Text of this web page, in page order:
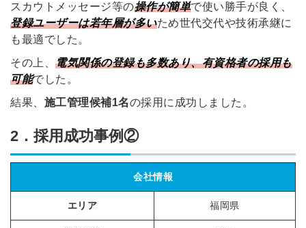
スカウトメッセージ等の操作が簡単で使い勝手が良く、
登録ユーザーは若年層が多いため世代交代や技術承継に
も最適でした。
その上、 電気関係の登録も多数あり、有資格者の採用も
可能でした。
結果、 施工管理候補1名の採用に成功しました。
2．採用成功事例②
会社情報
エリア 福岡県